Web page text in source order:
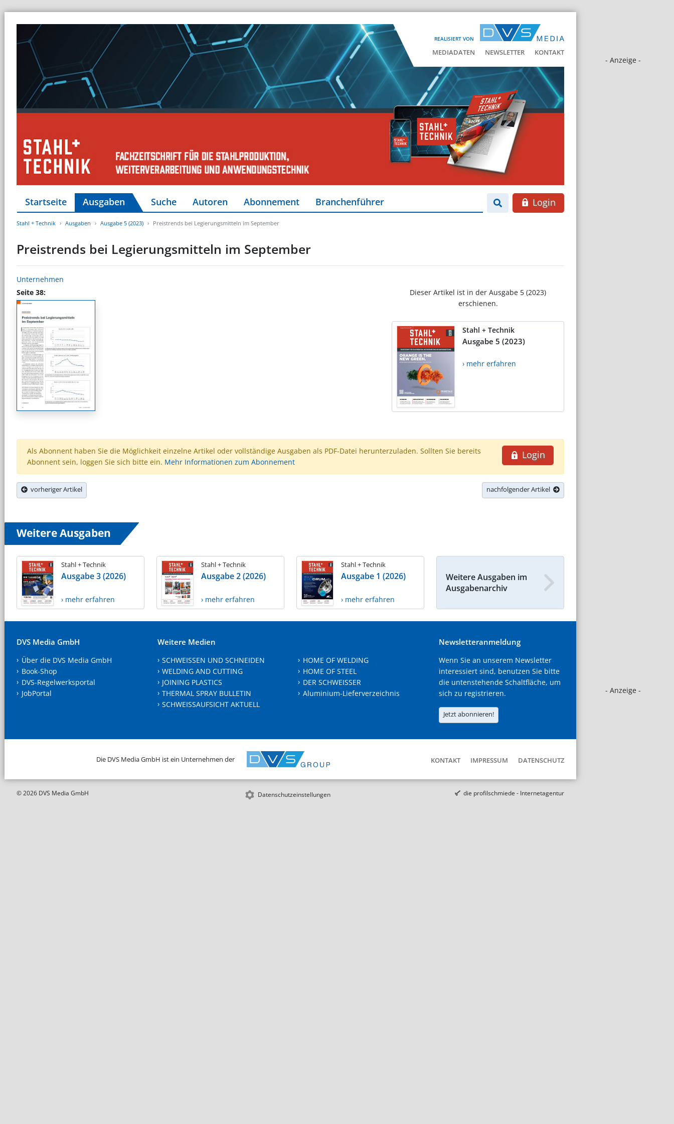
REALISIERT VON
MEDIADATEN NEWSLETTER KONTAKT
- Anzeige -
- Anzeige -
Startseite Ausgaben Suche Autoren Abonnement Branchenführer Login
Stahl + Technik Ausgaben Ausgabe 5 (2023) Preistrends bei Legierungsmitteln im September
Preistrends bei Legierungsmitteln im September
Unternehmen
Seite 38:
Dieser Artikel ist in der Ausgabe 5 (2023)
erschienen.
Stahl + Technik
Ausgabe 5 (2023)
› mehr erfahren
Login
Als Abonnent haben Sie die Möglichkeit einzelne Artikel oder vollständige Ausgaben als PDF-Datei herunterzuladen. Sollten Sie bereits
Abonnent sein, loggen Sie sich bitte ein. Mehr Informationen zum Abonnement
vorheriger Artikel nachfolgender Artikel
Weitere Ausgaben
Stahl + Technik
Ausgabe 3 (2026)
› mehr erfahren
Stahl + Technik
Ausgabe 2 (2026)
› mehr erfahren
Stahl + Technik
Ausgabe 1 (2026)
› mehr erfahren
Weitere Ausgaben im
Ausgabenarchiv
DVS Media GmbH
Über die DVS Media GmbH
Book-Shop
DVS-Regelwerksportal
JobPortal
Weitere Medien
SCHWEISSEN UND SCHNEIDEN
WELDING AND CUTTING
JOINING PLASTICS
THERMAL SPRAY BULLETIN
SCHWEISSAUFSICHT AKTUELL
HOME OF WELDING
HOME OF STEEL
DER SCHWEISSER
Aluminium-Lieferverzeichnis
Newsletteranmeldung
Wenn Sie an unserem Newsletter
interessiert sind, benutzen Sie bitte
die untenstehende Schaltfläche, um
sich zu registrieren.
Jetzt abonnieren!
Die DVS Media GmbH ist ein Unternehmen der KONTAKT IMPRESSUM DATENSCHUTZ
© 2026 DVS Media GmbH Datenschutzeinstellungen die profilschmiede - Internetagentur